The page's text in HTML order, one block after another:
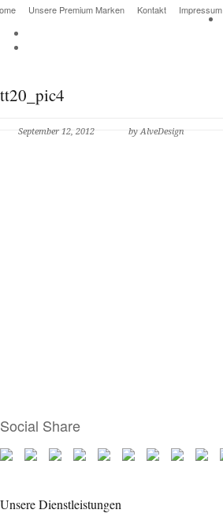
Unsere Premium Marken Kontakt Impressum
tt20_pic4
September 12, 2012 by AlveDesign
Social Share
Unsere Dienstleistungen